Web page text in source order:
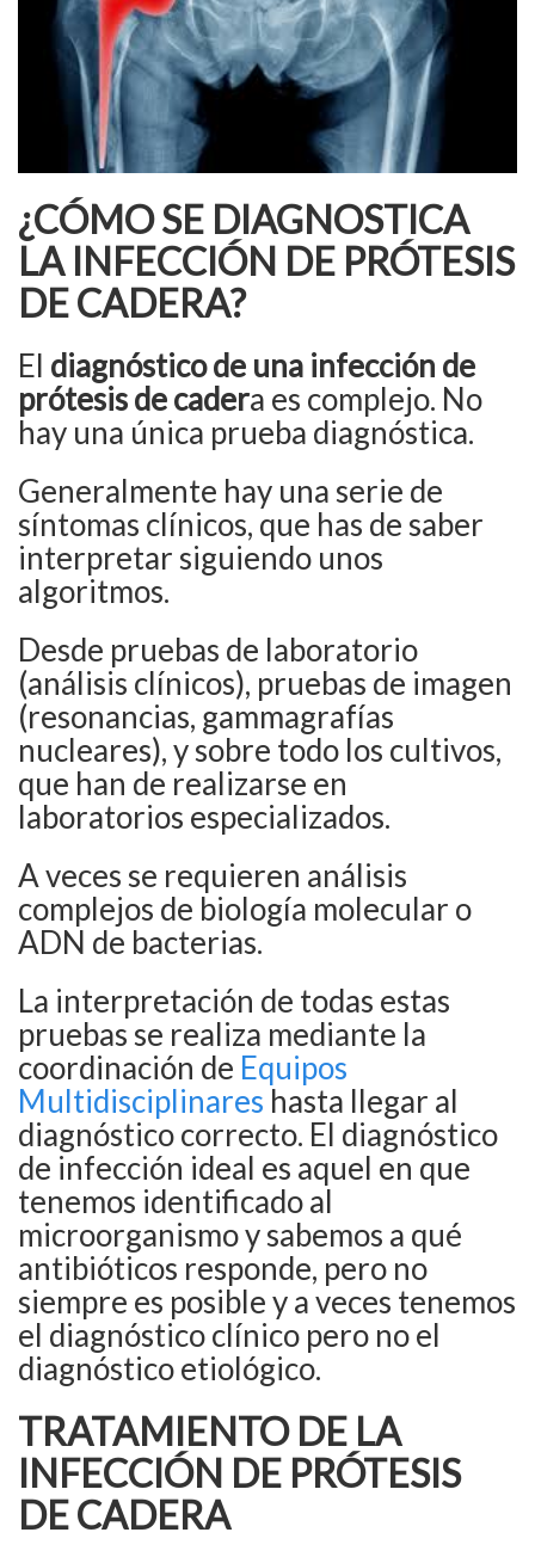
¿CÓMO SE DIAGNOSTICA
LA INFECCIÓN DE PRÓTESIS
DE CADERA?
El diagnóstico de una infección de
prótesis de cadera es complejo. No
hay una única prueba diagnóstica.
Generalmente hay una serie de
síntomas clínicos, que has de saber
interpretar siguiendo unos
algoritmos.
Desde pruebas de laboratorio
(análisis clínicos), pruebas de imagen
(resonancias, gammagrafías
nucleares), y sobre todo los cultivos,
que han de realizarse en
laboratorios especializados.
A veces se requieren análisis
complejos de biología molecular o
ADN de bacterias.
La interpretación de todas estas
pruebas se realiza mediante la
coordinación de Equipos
Multidisciplinares hasta llegar al
diagnóstico correcto. El diagnóstico
de infección ideal es aquel en que
tenemos identificado al
microorganismo y sabemos a qué
antibióticos responde, pero no
siempre es posible y a veces tenemos
el diagnóstico clínico pero no el
diagnóstico etiológico.
TRATAMIENTO DE LA
INFECCIÓN DE PRÓTESIS
DE CADERA